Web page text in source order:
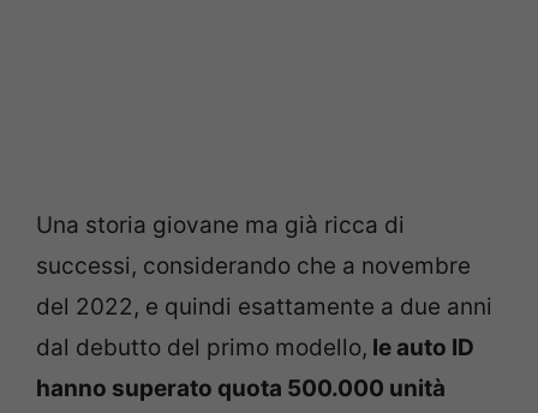
Una storia giovane ma già ricca di
successi, considerando che a novembre
del 2022, e quindi esattamente a due anni
dal debutto del primo modello, le auto ID
hanno superato quota 500.000 unità